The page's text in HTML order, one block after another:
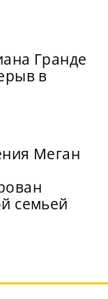
Гранде
в
Меган
семьей